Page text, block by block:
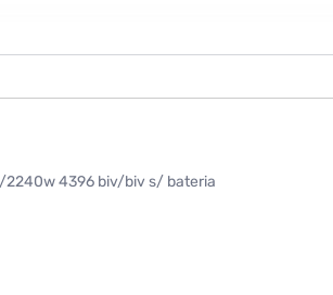
2240w 4396 biv/biv s/ bateria